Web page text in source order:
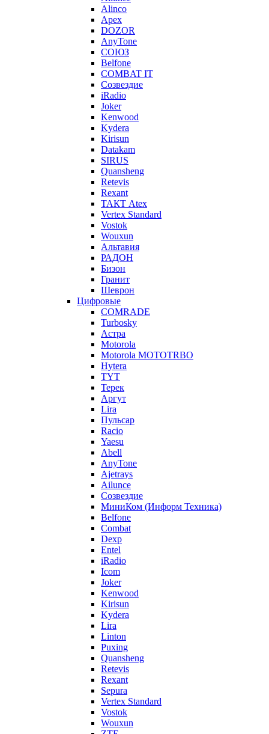
Alinco
Apex
DOZOR
AnyTone
СОЮЗ
Belfone
COMBAT IT
Созвездие
iRadio
Joker
Kenwood
Kydera
Kirisun
Datakam
SIRUS
Quansheng
Retevis
Rexant
ТАКТ Atex
Vertex Standard
Vostok
Wouxun
Альтавия
РАДОН
Бизон
Гранит
Шеврон
Цифровые
COMRADE
Turbosky
Астра
Motorola
Motorola MOTOTRBO
Hytera
TYT
Терек
Аргут
Lira
Пульсар
Racio
Yaesu
Abell
AnyTone
Ajetrays
Ailunce
Созвездие
МиниКом (Информ Техника)
Belfone
Combat
Dexp
Entel
iRadio
Icom
Joker
Kenwood
Kirisun
Kydera
Lira
Linton
Puxing
Quansheng
Retevis
Rexant
Sepura
Vertex Standard
Vostok
Wouxun